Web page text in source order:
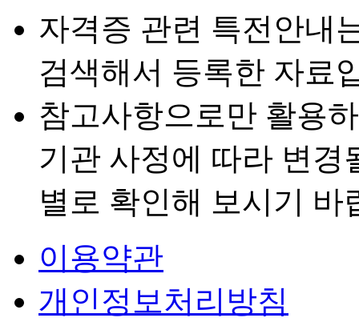
자격증 관련 특전안내
검색해서 등록한 자료
참고사항으로만 활용
기관 사정에 따라 변경
별로 확인해 보시기 바
이용약관
개인정보처리방침